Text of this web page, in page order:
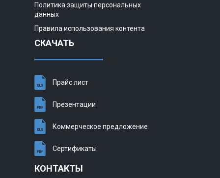
Политика защиты персональных
данных
Правила использования контента
СКАЧАТЬ
Прайс лист
Презентации
Коммерческое предложение
Сертификаты
КОНТАКТЫ